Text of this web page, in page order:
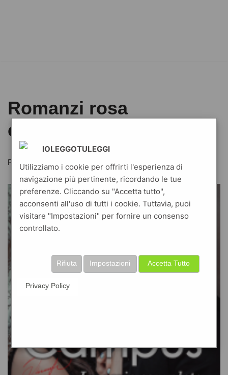
Romanzi rosa
contemporanei
Romanzi rosa contemporanei
IOLEGGOTULEGGI
Utilizziamo i cookie per offrirti l'esperienza di
navigazione più pertinente, ricordando le tue
preferenze. Cliccando su "Accetta tutto",
acconsenti all'uso di tutti i cookie. Tuttavia, puoi
visitare "Impostazioni" per fornire un consenso
controllato.
Accetta Tutto
Impostazioni
Rifiuta
Privacy Policy